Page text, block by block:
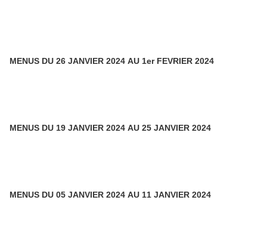
MENUS DU 26 JANVIER 2024 AU 1er FEVRIER 2024
MENUS DU 19 JANVIER 2024 AU 25 JANVIER 2024
MENUS DU 05 JANVIER 2024 AU 11 JANVIER 2024